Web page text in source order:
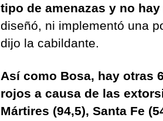
tipo de amenazas y no
diseñó, ni implementó una
dijo la cabildante.
Así como Bosa, hay otras
rojos a causa de las
Mártires (94,5), Santa Fe